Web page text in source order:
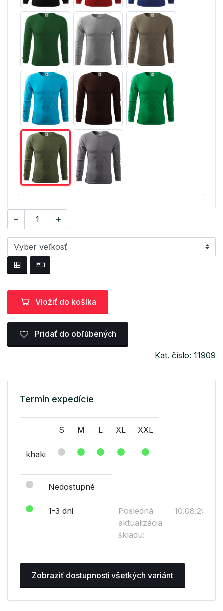
Vložiť do košíka
Pridať do obľúbených
Kat. číslo: 11909
Termín expedície
S M L XL XXL
khaki
Nedostupné
1-3 dni
Posledná
aktualizácia
skladu:
10.08.2026
Zobraziť dostupnosti všetkých variánt